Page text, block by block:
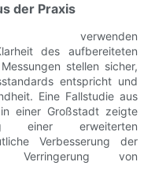
der Praxis
verwenden
des aufbereiteten
stellen sicher,
entspricht und
Eine Fallstudie aus
einer Großstadt zeigte
einer erweiterten
Verbesserung der
Verringerung von